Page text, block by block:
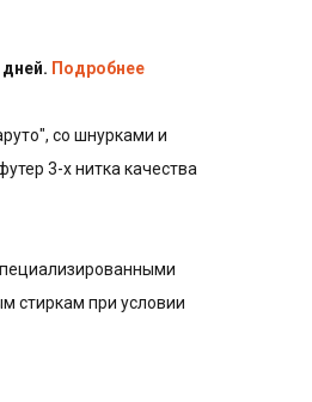
Подробнее
со шнурками и
3-х нитка качества
стиркам при условии